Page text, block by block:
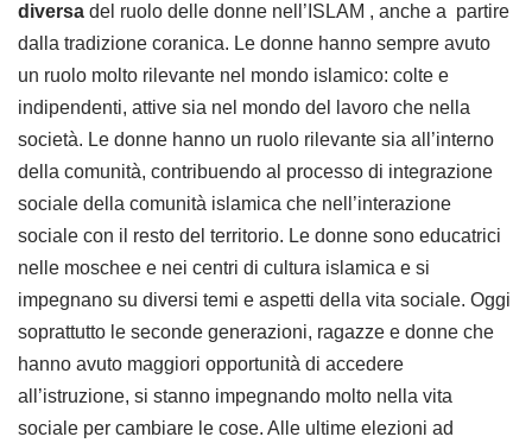
diversa del ruolo delle donne nell’ISLAM , anche a partire
dalla tradizione coranica. Le donne hanno sempre avuto
un ruolo molto rilevante nel mondo islamico: colte e
indipendenti, attive sia nel mondo del lavoro che nella
società. Le donne hanno un ruolo rilevante sia all’interno
della comunità, contribuendo al processo di integrazione
sociale della comunità islamica che nell’interazione
sociale con il resto del territorio. Le donne sono educatrici
nelle moschee e nei centri di cultura islamica e si
impegnano su diversi temi e aspetti della vita sociale. Oggi
soprattutto le seconde generazioni, ragazze e donne che
hanno avuto maggiori opportunità di accedere
all’istruzione, si stanno impegnando molto nella vita
sociale per cambiare le cose. Alle ultime elezioni ad